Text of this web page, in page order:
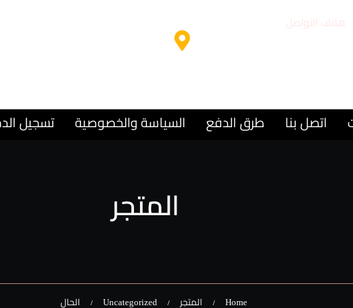
هاتف التواصل
اتصل بنا طرق الدفع السياسة والخصوصية تسجيل
المتجر
Home المتجر Uncategorized الحال